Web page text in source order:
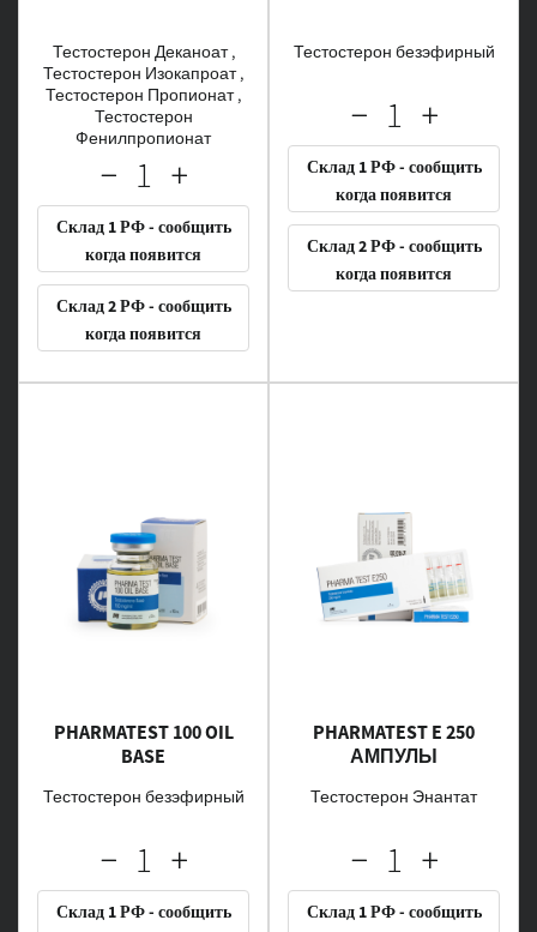
Тестостерон Деканоат ,
Тестостерон Изокапроат ,
Тестостерон Пропионат ,
Тестостерон
Фенилпропионат
Склад 1 РФ - сообщить
когда появится
Склад 2 РФ - сообщить
когда появится
Тестостерон безэфирный
Склад 1 РФ - сообщить
когда появится
Склад 2 РФ - сообщить
когда появится
PHARMATEST 100 OIL
BASE
Тестостерон безэфирный
Склад 1 РФ - сообщить
PHARMATEST E 250
АМПУЛЫ
Тестостерон Энантат
Склад 1 РФ - сообщить